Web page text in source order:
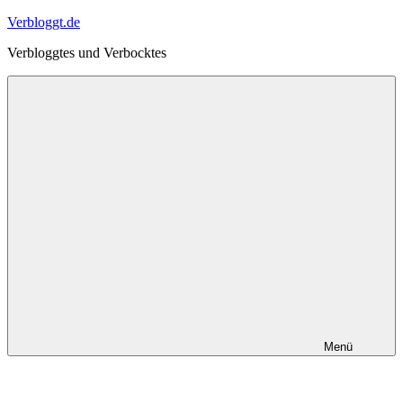
Zum
springen
Verbloggt.de
Verbloggtes und Verbocktes
Menü